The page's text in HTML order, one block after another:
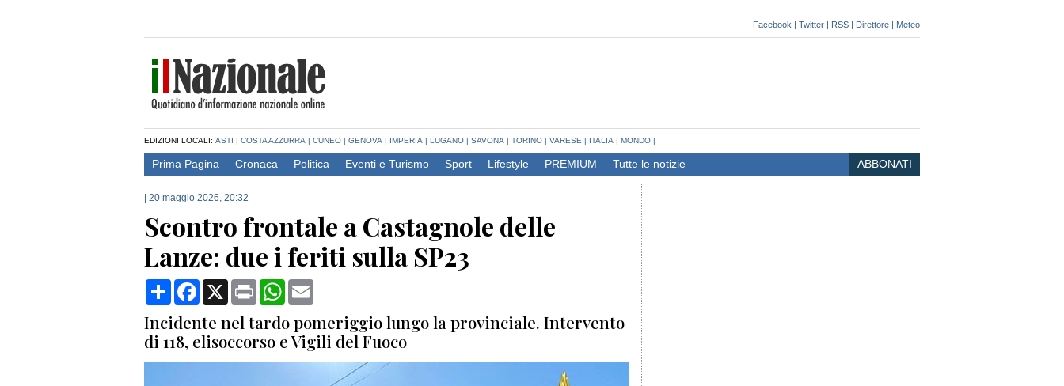
Facebook | Twitter | RSS | Direttore | Meteo
EDIZIONI LOCALI: ASTI | COSTA AZZURRA | CUNEO | GENOVA | IMPERIA | LUGANO | SAVONA | TORINO | VARESE | ITALIA | MONDO |
Prima Pagina Cronaca Politica Eventi e Turismo Sport Lifestyle PREMIUM Tutte le notizie ABBONATI
20 maggio 2026, 20:32
Scontro frontale a Castagnole delle
Lanze: due i feriti sulla SP23
CondividiFacebook
X Print WhatsApp
Incidente nel tardo pomeriggio lungo la provinciale. Intervento
di 118, elisoccorso e Vigili del Fuoco